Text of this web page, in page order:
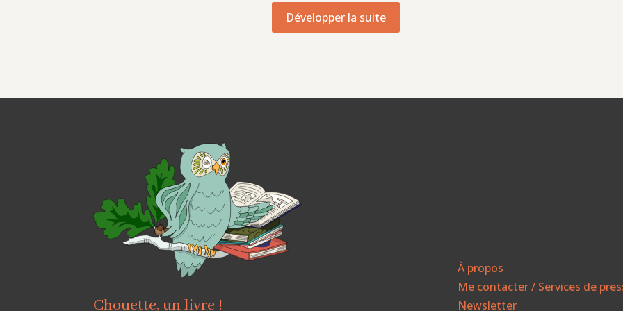
Développer la suite
Chouette, un livre !
À propos
Me contacter / Services de
Newsletter